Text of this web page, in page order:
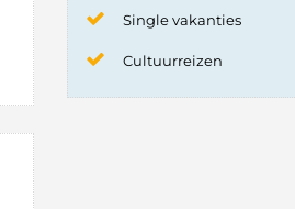
Single vakanties
Cultuurreizen